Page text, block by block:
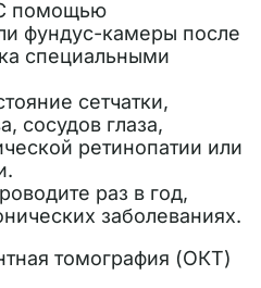
помощью
фундус-камеры после
специальными
сетчатки,
сосудов глаза,
ретинопатии или
раз в год,
заболеваниях.
томография (ОКТ)